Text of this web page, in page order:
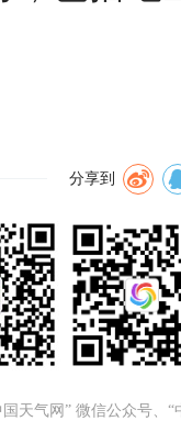
分享到
天气网” 微信公众号、